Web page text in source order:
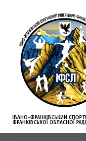
t
ІВАНО-ФРАНКІВСЬКИЙ
ФРАНКІВСЬКОЇ ОБЛАСНОЇ